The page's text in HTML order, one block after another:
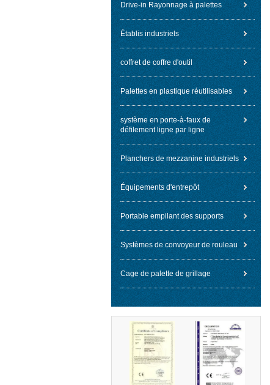
Drive-in Rayonnage à palettes
Établis industriels
coffret de coffre d'outil
Palettes en plastique réutilisables
système en porte-à-faux de
défilement ligne par ligne
Planchers de mezzanine industriels
Équipements d'entrepôt
Portable empilant des supports
Systèmes de convoyeur de rouleau
Cage de palette de grillage